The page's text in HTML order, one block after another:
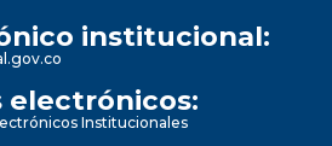
institucional:
electrónicos:
Institucionales